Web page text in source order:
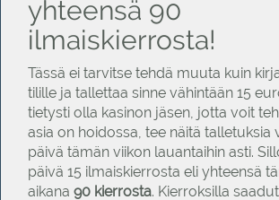
yhteensä 90
ilmaiskierrosta!
Tässä ei tarvitse tehdä muuta kuin
tilille ja tallettaa sinne vähintään 15
tietysti olla kasinon jäsen, jotta voit
asia on hoidossa, tee näitä talletuksia
päivä tämän viikon lauantaihin asti.
päivä 15 ilmaiskierrosta eli yhteensä
aikana 90 kierrosta. Kierroksilla